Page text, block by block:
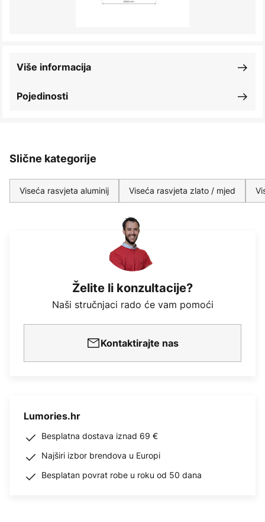
Pojedinosti
Više informacija
Slične kategorije
Viseća rasvjeta aluminij Viseća rasvjeta zlato / mjed
Želite li konzultacije?
Naši stručnjaci rado će vam pomoći
Kontaktirajte nas
Lumories.hr
Besplatna dostava iznad 69 €
Najširi izbor brendova u Europi
Besplatan povrat robe u roku od 50 dana